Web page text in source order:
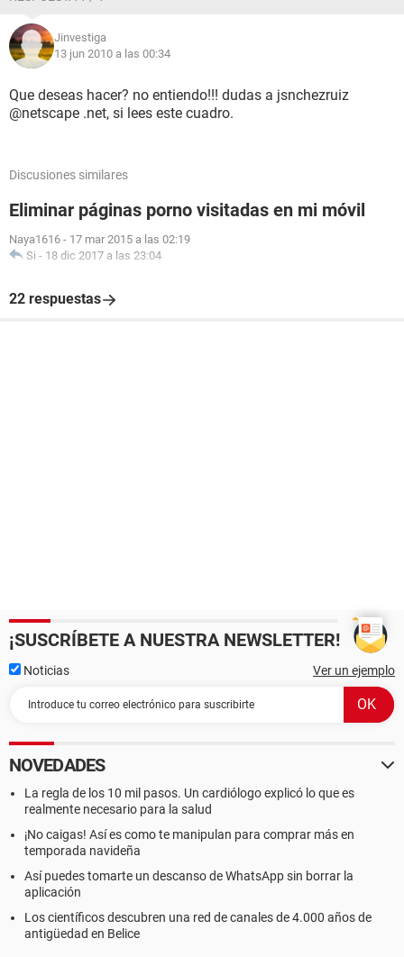
Jinvestiga
13 jun 2010 a las 00:34
Que deseas hacer? no entiendo!!! dudas a jsnchezruiz
@netscape .net, si lees este cuadro.
Discusiones similares
Eliminar páginas porno visitadas en mi móvil
Naya1616 - 17 mar 2015 a las 02:19
Si - 18 dic 2017 a las 23:04
22 respuestas
¡SUSCRÍBETE A NUESTRA NEWSLETTER!
Noticias Ver un ejemplo
NOVEDADES
La regla de los 10 mil pasos. Un cardiólogo explicó lo que es
realmente necesario para la salud
¡No caigas! Así es como te manipulan para comprar más en
temporada navideña
Así puedes tomarte un descanso de WhatsApp sin borrar la
aplicación
Los científicos descubren una red de canales de 4.000 años de
antigüedad en Belice